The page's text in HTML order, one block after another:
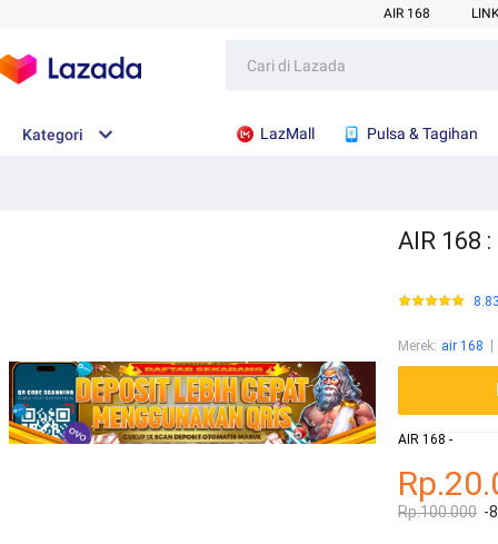
AIR 168
Kategori LazMall Pulsa & Tagihan
AIR 168
Merek: air 168
AIR 168 -
Rp.100.000 -